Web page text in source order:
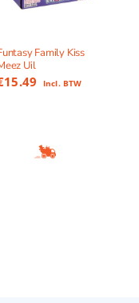
Family Kiss
Uil
15.49 Incl. BTW